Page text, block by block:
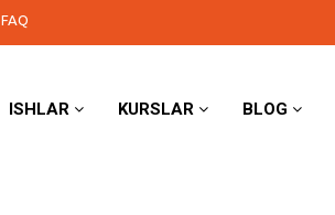
FAQ
ISHLAR KURSLAR BLOG